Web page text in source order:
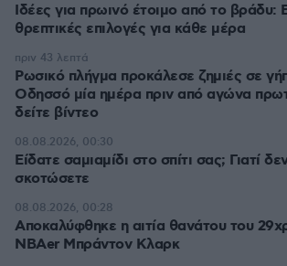
Ιδέες για πρωινό έτοιμο από το βράδυ:
θρεπτικές επιλογές για κάθε μέρα
Ρωσικό πλήγμα προκάλεσε ζημιές σε
Οδησσό μία ημέρα πριν από αγώνα
δείτε βίντεο
πριν 43 λεπτά
Είδατε σαμιαμίδι στο σπίτι σας; Γιατί
σκοτώσετε
08.08.2026, 00:30
Αποκαλύφθηκε η αιτία θανάτου του
NBAer Μπράντον Κλαρκ
08.08.2026, 00:28